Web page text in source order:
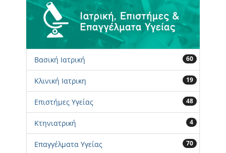
Βασική Ιατρική 60
Κλινική Ιατρικη 19
Επιστήμες Υγείας 48
Κτηνιατρική 4
Επαγγέλματα Υγείας 70